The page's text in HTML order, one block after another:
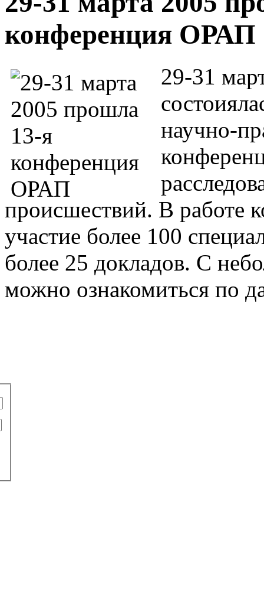
конференция ОРАП
29-31
научно-
происшествий. В работе
участие более 100
более 25 докладов. С
можно ознакомиться по